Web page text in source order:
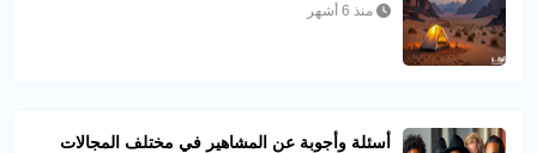
منذ 6 أشهر
أسئلة وأجوبة عن المشاهير في مختلف المجالات